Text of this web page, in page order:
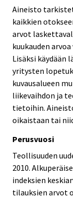
Aineisto
kaikkien
arvot
kuukauden
Lisäksi käydään
yritysten
kuvausalueen
liikevaihdon ja
tietoihin.
oikaistaan tai
Perusvuosi
Teollisuuden
2010.
indeksien
tilauksien arvot